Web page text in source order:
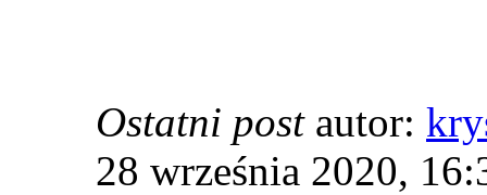
Ostatni post autor:
28 września 2020,